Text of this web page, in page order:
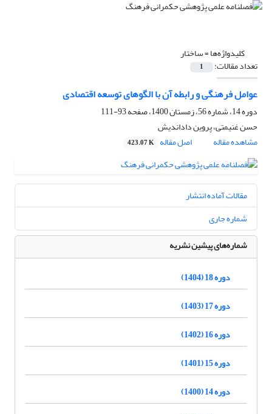
کلیدواژه‌ها =ساختار
تعداد مقالات: 1
عوامل فرهنگی و رابطه آن با الگوهای توسعه اقتصادی
دوره 14، شماره 56، زمستان 1400، صفحه
93-111
حسن غنیمتی، پروین داداندیش
مشاهده مقاله
اصل مقاله 423.07 K
مقالات آماده انتشار
شماره جاری
شماره‌های پیشین نشریه
دوره 18 (1404)
دوره 17 (1403)
دوره 16 (1402)
دوره 15 (1401)
دوره 14 (1400)